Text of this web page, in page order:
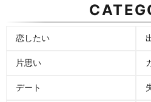
恋したい
片思い
デート